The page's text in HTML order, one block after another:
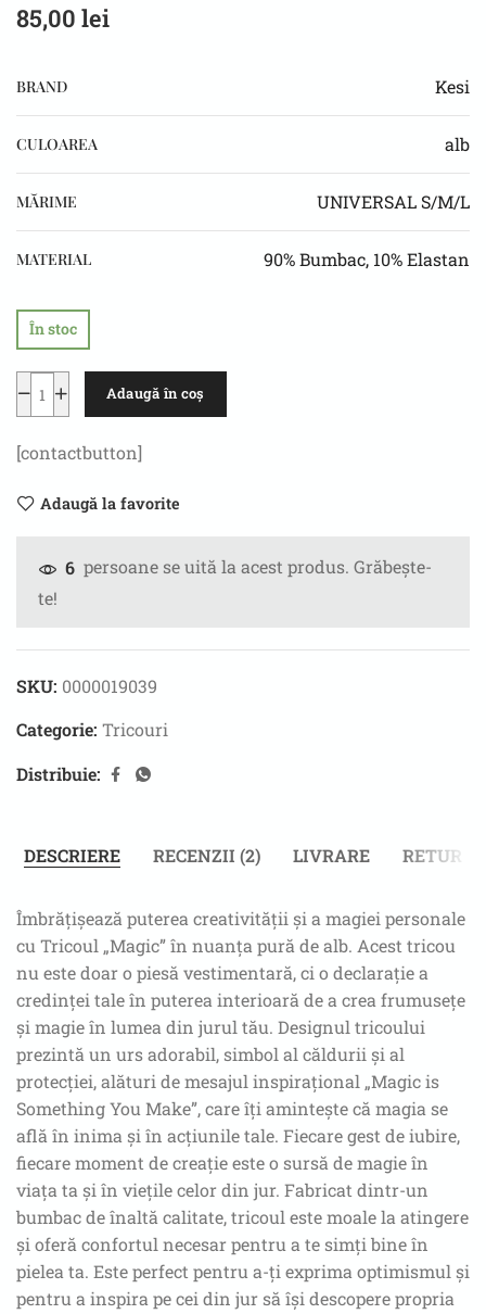
85,00 lei
BRAND Kesi
CULOAREA alb
MĂRIME UNIVERSAL S/M/L
MATERIAL 90% Bumbac, 10% Elastan
În stoc
Adaugă în coș
[contactbutton]
Adaugă la favorite
6 persoane se uită la acest produs. Grăbește-
te!
SKU: 0000019039
Categorie: Tricouri
Distribuie:
DESCRIERE RECENZII (2) LIVRARE RETUR
Îmbrățișează puterea creativității și a magiei personale
cu Tricoul „Magic” în nuanța pură de alb. Acest tricou
nu este doar o piesă vestimentară, ci o declarație a
credinței tale în puterea interioară de a crea frumusețe
și magie în lumea din jurul tău. Designul tricoului
prezintă un urs adorabil, simbol al căldurii și al
protecției, alături de mesajul inspirațional „Magic is
Something You Make”, care îți amintește că magia se
află în inima și în acțiunile tale. Fiecare gest de iubire,
fiecare moment de creație este o sursă de magie în
viața ta și în viețile celor din jur. Fabricat dintr-un
bumbac de înaltă calitate, tricoul este moale la atingere
și oferă confortul necesar pentru a te simți bine în
pielea ta. Este perfect pentru a-ți exprima optimismul și
pentru a inspira pe cei din jur să își descopere propria